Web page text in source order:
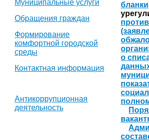
Муниципальные услуги
Обращения граждан
Формирование
комфортной городской
среды
Контактная информация
Антикоррупционная
деятельность
бланки
о